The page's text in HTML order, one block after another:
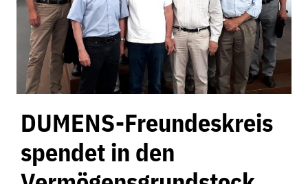
DUMENS-Freundeskreis
spendet in den